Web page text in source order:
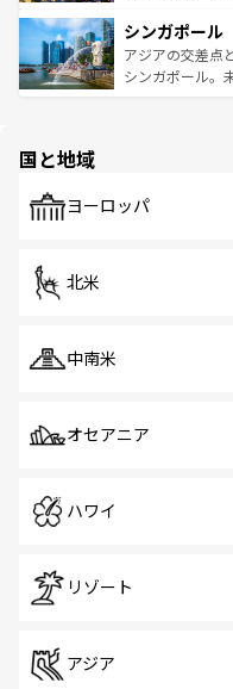
参照してほしい。
激する。気候は
が待っている。
た文化、そして
み、どこを訪れ
ており、効率よ
うな絶景から文
シンガポール
アジアの交差点
シンガポール。
で、ホーカーズ
国と地域
ヨーロッパ
北米
中南米
オセアニア
ハワイ
リゾート
アジア